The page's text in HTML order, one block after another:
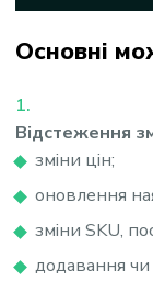
Основні
Відстеження
зміни цін;
оновлення
зміни SKU,
додавання